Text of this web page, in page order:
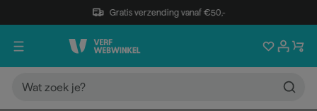
Gratis verzending vanaf €50,-